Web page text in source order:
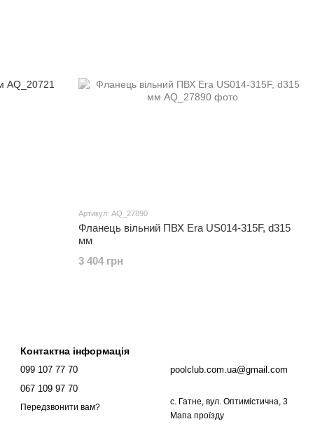
Артикул: AQ_27890
Фланець вільний ПВХ Era US014-315F, d315
мм
3 404 грн
Контактна інформація
099 107 77 70
067 109 97 70
Передзвонити вам?
poolclub.com.ua@gmail.com
с. Гатне, вул. Оптимістична, 3
Мапа проїзду